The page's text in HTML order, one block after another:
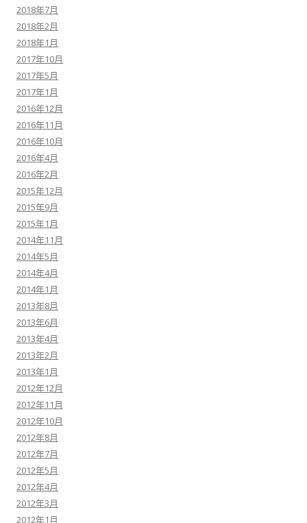
2018年7月
2018年2月
2018年1月
2017年10月
2017年5月
2017年1月
2016年12月
2016年11月
2016年10月
2016年4月
2016年2月
2015年12月
2015年9月
2015年1月
2014年11月
2014年5月
2014年4月
2014年1月
2013年8月
2013年6月
2013年4月
2013年2月
2013年1月
2012年12月
2012年11月
2012年10月
2012年8月
2012年7月
2012年5月
2012年4月
2012年3月
2012年1月